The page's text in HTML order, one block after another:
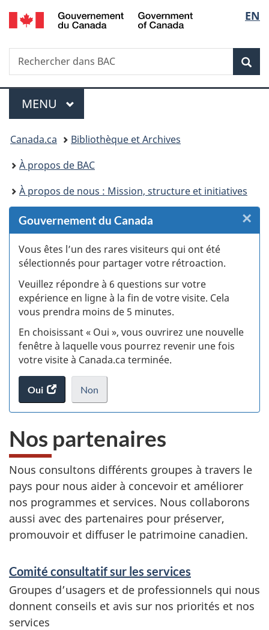
Passer
au
Passer
au
Passer
à
du
Passer
à
simplifiée
de
la
EN
Recherche
Rechercher
dans
Menu
MENU PRINCIPAL
Vous
êtes
ici :
Canada.ca
Bibliothèque et Archives
À propos de BAC
À propos de nous : Mission, structure et initiatives
Gouvernement du Canada
Vous êtes l’un des rares visiteurs qui ont été
sélectionnés pour partager votre rétroaction.
Veuillez répondre à 6 questions sur votre
expérience en ligne à la fin de votre visite. Cela
vous prendra moins de 5 minutes.
En choisissant « Oui », vous ouvrirez une nouvelle
fenêtre à laquelle vous pourrez revenir une fois
votre visite à Canada.ca terminée.
Oui
accéder
au
Non
je
veux
pas
au
sondage
du
site
web,
.
×
Nos partenaires
Nous consultons différents groupes à travers le
pays pour nous aider à concevoir et améliorer
nos programmes et services. Nous collaborons
aussi avec des partenaires pour préserver,
promouvoir et diffuser le patrimoine canadien.
N
o
s
S
e
r
Comité consultatif sur les services
Groupes d’usagers et de professionnels qui nous
donnent conseils et avis sur nos priorités et nos
services